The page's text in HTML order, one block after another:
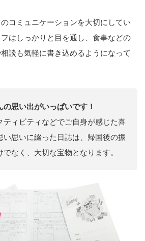
コミュニケーションを大切にしてい
はしっかりと目を通し、食事などの
談も気軽に書き込めるようになって
思い出がいっぱいです！
ティビティなどでご自身が感じた喜
い思いに綴った日誌は、帰国後の振
なく、大切な宝物となります。